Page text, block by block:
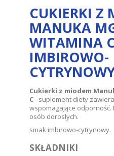
CUKIERKI Z
MANUKA
WITAMINA
IMBIROWO-
Cukierki z miodem
C- suplement diety
wspomagające
osób dorosłych.
smak imbirowo-cytrynowy.
SKŁADNIKI